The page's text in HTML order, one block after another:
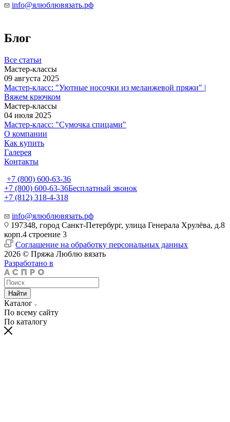
info@ялюблювязать.рф
Блог
Все статьи
Мастер-классы
09 августа 2025
Мастер-класс: "Уютные носочки из меланжевой пряжи" |
Вяжем крючком
Мастер-классы
04 июля 2025
Мастер-класс: "Сумочка спицами"
О компании
Как купить
Галерея
Контакты
+7 (800) 600-63-36
+7 (800) 600-63-36Бесплатный звонок
+7 (812) 318-4-318
info@ялюблювязать.рф
197348, город Санкт-Петербург, улица Генерала Хрулёва, д.8
корп.4 строение 3
Соглашение на обработку персональных данных
2026 © Пряжа Люблю вязать
Разработано в
Найти
Каталог
По всему сайту
По каталогу